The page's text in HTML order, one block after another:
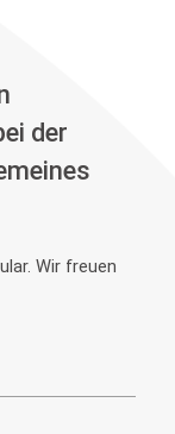
der
Wir freuen